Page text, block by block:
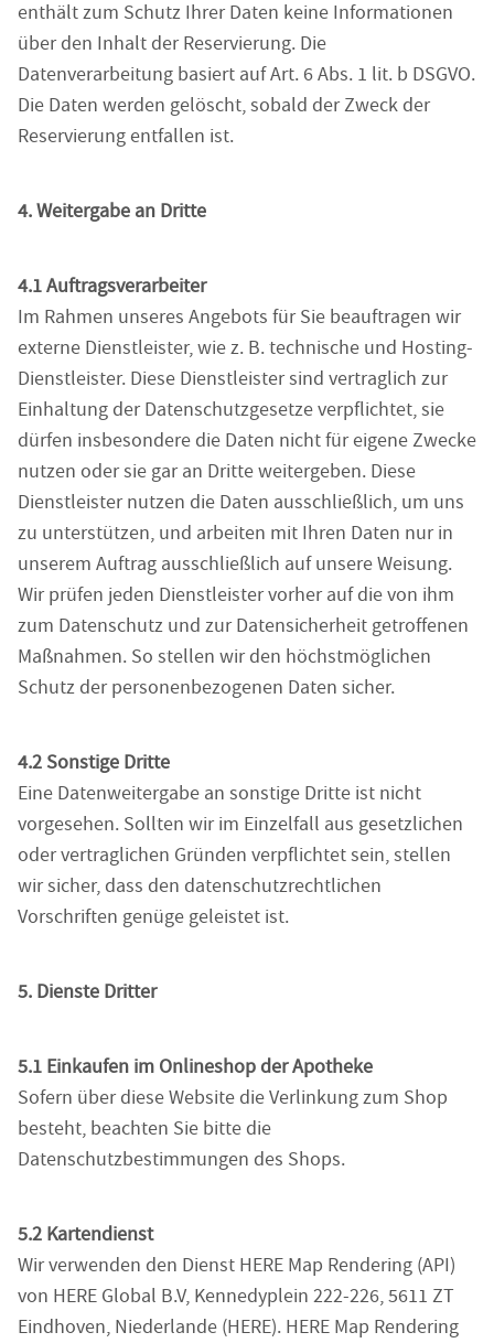
enthält zum Schutz Ihrer Daten keine Informationen
über den Inhalt der Reservierung. Die
Datenverarbeitung basiert auf Art. 6 Abs. 1 lit. b DSGVO.
Die Daten werden gelöscht, sobald der Zweck der
Reservierung entfallen ist.
4. Weitergabe an Dritte
4.1 Auftragsverarbeiter
Im Rahmen unseres Angebots für Sie beauftragen wir
externe Dienstleister, wie z. B. technische und Hosting-
Dienstleister. Diese Dienstleister sind vertraglich zur
Einhaltung der Datenschutzgesetze verpflichtet, sie
dürfen insbesondere die Daten nicht für eigene Zwecke
nutzen oder sie gar an Dritte weitergeben. Diese
Dienstleister nutzen die Daten ausschließlich, um uns
zu unterstützen, und arbeiten mit Ihren Daten nur in
unserem Auftrag ausschließlich auf unsere Weisung.
Wir prüfen jeden Dienstleister vorher auf die von ihm
zum Datenschutz und zur Datensicherheit getroffenen
Maßnahmen. So stellen wir den höchstmöglichen
Schutz der personenbezogenen Daten sicher.
4.2 Sonstige Dritte
Eine Datenweitergabe an sonstige Dritte ist nicht
vorgesehen. Sollten wir im Einzelfall aus gesetzlichen
oder vertraglichen Gründen verpflichtet sein, stellen
wir sicher, dass den datenschutzrechtlichen
Vorschriften genüge geleistet ist.
5. Dienste Dritter
5.1 Einkaufen im Onlineshop der Apotheke
Sofern über diese Website die Verlinkung zum Shop
besteht, beachten Sie bitte die
Datenschutzbestimmungen des Shops.
5.2 Kartendienst
Wir verwenden den Dienst HERE Map Rendering (API)
von HERE Global B.V, Kennedyplein 222-226, 5611 ZT
Eindhoven, Niederlande (HERE). HERE Map Rendering